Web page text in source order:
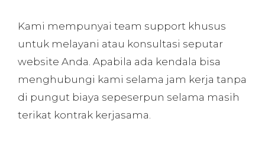
Kami mempunyai team support khusus
untuk melayani atau konsultasi seputar
website Anda. Apabila ada kendala bisa
menghubungi kami selama jam kerja tanpa
di pungut biaya sepeserpun selama masih
terikat kontrak kerjasama.